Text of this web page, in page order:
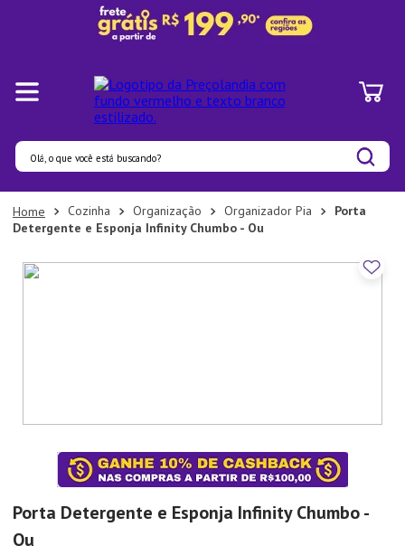
Olá, o que você está buscando?
Cozinha Organização Organizador Pia
Porta
Detergente e Esponja Infinity Chumbo - Ou
Porta Detergente e Esponja Infinity Chumbo -
Ou
Termos mais buscados
1º
Pratos
2º
Panelas
7º
Copo
Aparelho Jantar
Lixeira
10º Panela Pressão